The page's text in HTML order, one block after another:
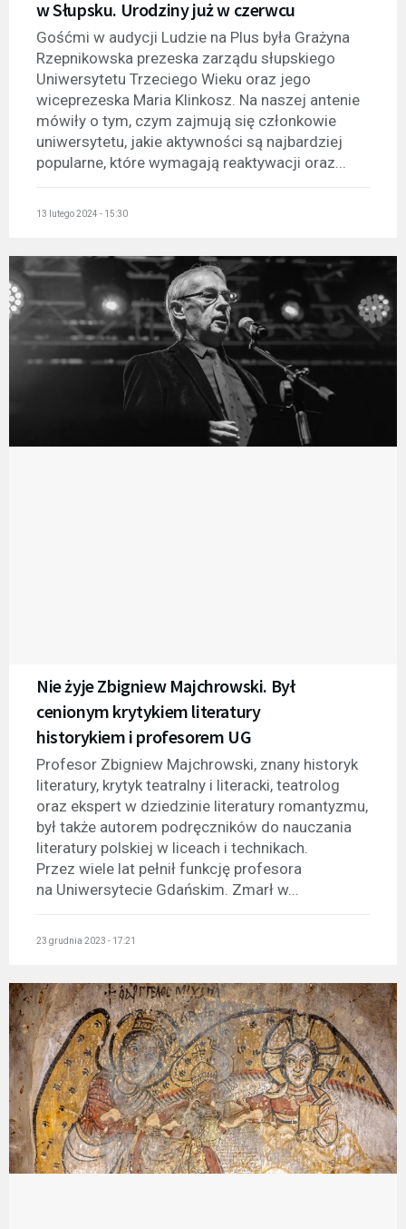
w Słupsku. Urodziny już w czerwcu
Gośćmi w audycji Ludzie na Plus była Grażyna
Rzepnikowska prezeska zarządu słupskiego
Uniwersytetu Trzeciego Wieku oraz jego
wiceprezeska Maria Klinkosz. Na naszej antenie
mówiły o tym, czym zajmują się członkowie
uniwersytetu, jakie aktywności są najbardziej
popularne, które wymagają reaktywacji oraz...
13 lutego 2024 - 15:30
Nie żyje Zbigniew Majchrowski. Był
cenionym krytykiem literatury
historykiem i profesorem UG
Profesor Zbigniew Majchrowski, znany historyk
literatury, krytyk teatralny i literacki, teatrolog
oraz ekspert w dziedzinie literatury romantyzmu,
był także autorem podręczników do nauczania
literatury polskiej w liceach i technikach.
Przez wiele lat pełnił funkcję profesora
na Uniwersytecie Gdańskim. Zmarł w...
23 grudnia 2023 - 17:21